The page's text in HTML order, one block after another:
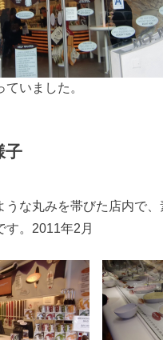
いました。
子
うな丸みを帯びた店内で
す。2011年2月